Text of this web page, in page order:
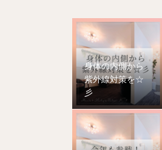
身体の内側から
紫外線対策を☆
彡